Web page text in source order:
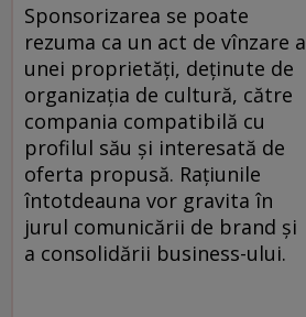
Sponsorizarea se poate
rezuma ca un act de vînzare a
unei proprietăţi, deţinute de
organizaţia de cultură, către
compania compatibilă cu
profilul său şi interesată de
oferta propusă. Raţiunile
întotdeauna vor gravita în
jurul comunicării de brand şi
a consolidării business-ului.